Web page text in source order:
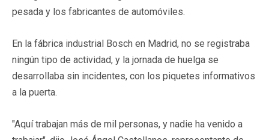
pesada y los fabricantes de automóviles.
En la fábrica industrial Bosch en Madrid, no se registraba
ningún tipo de actividad, y la jornada de huelga se
desarrollaba sin incidentes, con los piquetes informativos
a la puerta.
"Aquí trabajan más de mil personas, y nadie ha venido a